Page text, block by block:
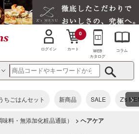
ログイン カート
0
WEB
カタログ
コラム
ちごはんセット 新商品 SALE Z's >
料・無添加化粧品通販） > ヘアケア